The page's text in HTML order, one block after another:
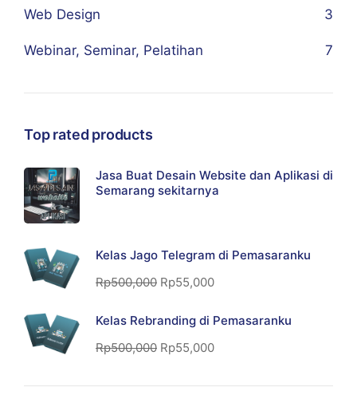
Web Design 3
Webinar, Seminar, Pelatihan 7
Top rated products
Jasa Buat Desain Website dan Aplikasi di
Semarang sekitarnya
Kelas Jago Telegram di Pemasaranku
Rp500,000 Rp55,000
Kelas Rebranding di Pemasaranku
Rp500,000 Rp55,000